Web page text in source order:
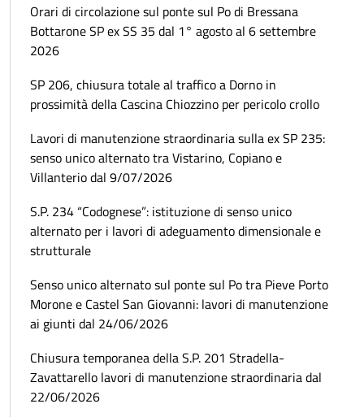
Orari di circolazione sul ponte sul Po di Bressana
Bottarone SP ex SS 35 dal 1° agosto al 6 settembre
2026
SP 206, chiusura totale al traffico a Dorno in
prossimità della Cascina Chiozzino per pericolo crollo
Lavori di manutenzione straordinaria sulla ex SP 235:
senso unico alternato tra Vistarino, Copiano e
Villanterio dal 9/07/2026
S.P. 234 “Codognese”: istituzione di senso unico
alternato per i lavori di adeguamento dimensionale e
strutturale
Senso unico alternato sul ponte sul Po tra Pieve Porto
Morone e Castel San Giovanni: lavori di manutenzione
ai giunti dal 24/06/2026
Chiusura temporanea della S.P. 201 Stradella-
Zavattarello lavori di manutenzione straordinaria dal
22/06/2026